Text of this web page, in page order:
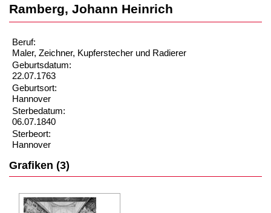
Ramberg, Johann Heinrich
Beruf:
Maler, Zeichner, Kupferstecher und Radierer
Geburtsdatum:
22.07.1763
Geburtsort:
Hannover
Sterbedatum:
06.07.1840
Sterbeort:
Hannover
Grafiken (3)